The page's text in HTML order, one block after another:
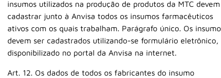
insumos utilizados na produção de produtos da MTC devem
cadastrar junto à Anvisa todos os insumos farmacêuticos
ativos com os quais trabalham. Parágrafo único. Os
devem ser cadastrados utilizando-se formulário eletrônico,
disponibilizado no portal da Anvisa na internet.
Art. 12. Os dados de todos os fabricantes do insumo